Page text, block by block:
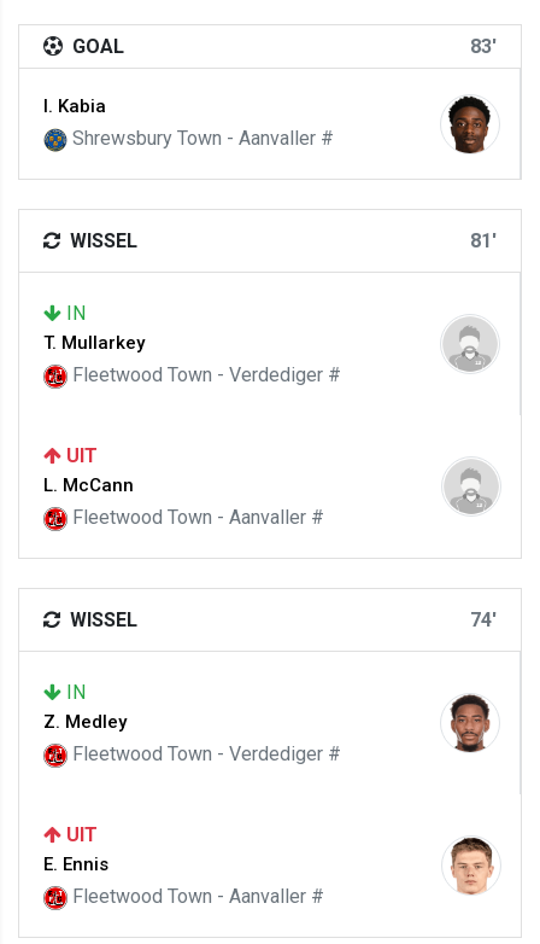
GOAL 83'
I. Kabia
Shrewsbury Town - Aanvaller #
WISSEL 81'
IN
T. Mullarkey
Fleetwood Town - Verdediger #
UIT
L. McCann
Fleetwood Town - Aanvaller #
WISSEL 74'
IN
Z. Medley
Fleetwood Town - Verdediger #
UIT
E. Ennis
Fleetwood Town - Aanvaller #